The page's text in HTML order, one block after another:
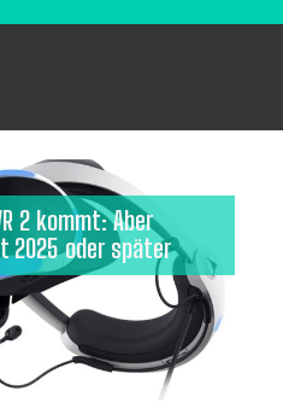
2 kommt: Aber
2025 oder später